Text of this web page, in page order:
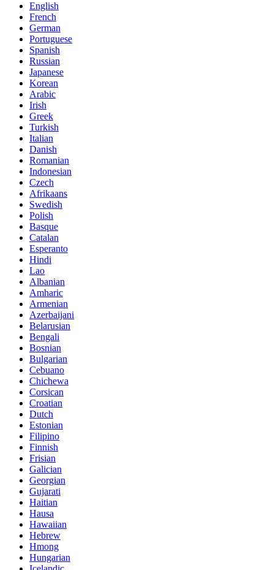
English
French
German
Portuguese
Spanish
Russian
Japanese
Korean
Arabic
Irish
Greek
Turkish
Italian
Danish
Romanian
Indonesian
Czech
Afrikaans
Swedish
Polish
Basque
Catalan
Esperanto
Hindi
Lao
Albanian
Amharic
Armenian
Azerbaijani
Belarusian
Bengali
Bosnian
Bulgarian
Cebuano
Chichewa
Corsican
Croatian
Dutch
Estonian
Filipino
Finnish
Frisian
Galician
Georgian
Gujarati
Haitian
Hausa
Hawaiian
Hebrew
Hmong
Hungarian